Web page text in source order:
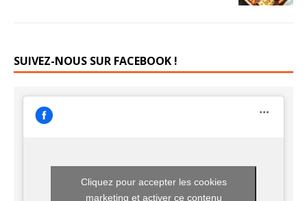
SUIVEZ-NOUS SUR FACEBOOK !
Cliquez pour accepter les cookies
marketing et activer ce contenu